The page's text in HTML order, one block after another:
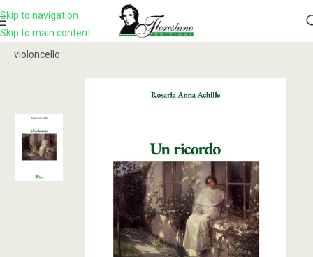
Skip to navigation
Skip to main content
Home Prodotto UN RICORDO. Per pianoforte, violino e
violoncello